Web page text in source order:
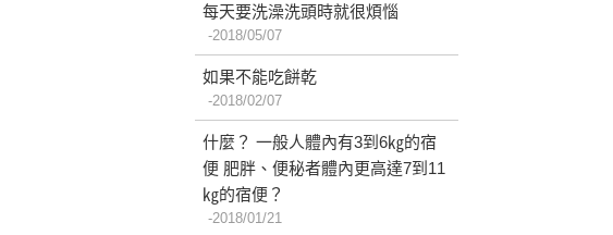
每天要洗澡洗頭時就很煩惱
2018/05/07
如果不能吃餅乾
2018/02/07
什麼？ 一般人體內有3到6㎏的宿
便 肥胖、便秘者體內更高達7到11
㎏的宿便？
2018/01/21